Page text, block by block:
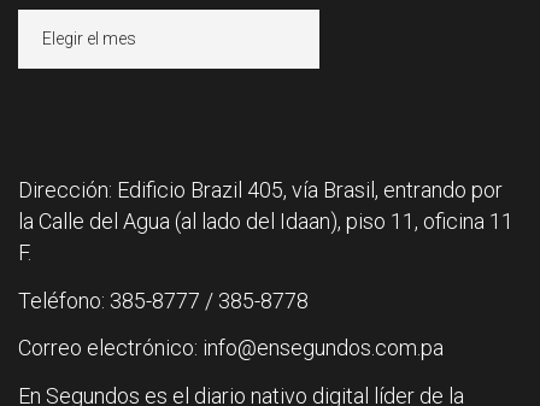
Dirección: Edificio Brazil 405, vía Brasil, entrando por
la Calle del Agua (al lado del Idaan), piso 11, oficina 11
F.
Teléfono: 385-8777 / 385-8778
Correo electrónico: info@ensegundos.com.pa
En Segundos es el diario nativo digital líder de la